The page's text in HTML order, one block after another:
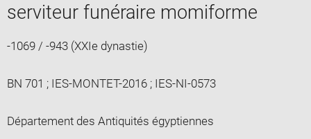
serviteur funéraire momiforme
-1069 / -943 (XXIe dynastie)
BN 701 ; IES-MONTET-2016 ; IES-NI-0573
Département des Antiquités égyptiennes